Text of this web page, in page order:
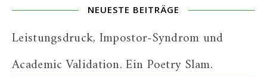
NEUESTE BEITRÄGE
Leistungsdruck, Impostor-Syndrom und
Academic Validation. Ein Poetry Slam.